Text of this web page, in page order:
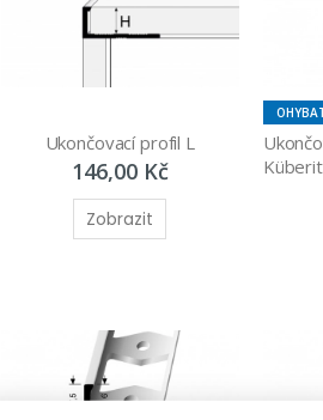
Ukončovací profil L
146,00 Kč
Zobrazit